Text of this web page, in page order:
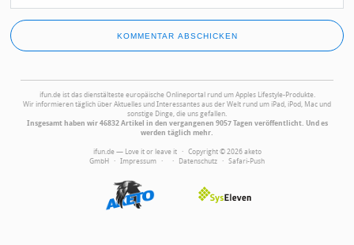
ifun.de ist das dienstälteste europäische Onlineportal rund um Apples Lifestyle-Produkte.
Wir informieren täglich über Aktuelles und Interessantes aus der Welt rund um iPad, iPod, Mac und
sonstige Dinge, die uns gefallen.
Insgesamt haben wir 46832 Artikel in den vergangenen 9057 Tagen veröffentlicht. Und es
werden täglich mehr.
ifun.de — Love it or leave it · Copyright © 2026 aketo
GmbH · Impressum · · Datenschutz · Safari-Push